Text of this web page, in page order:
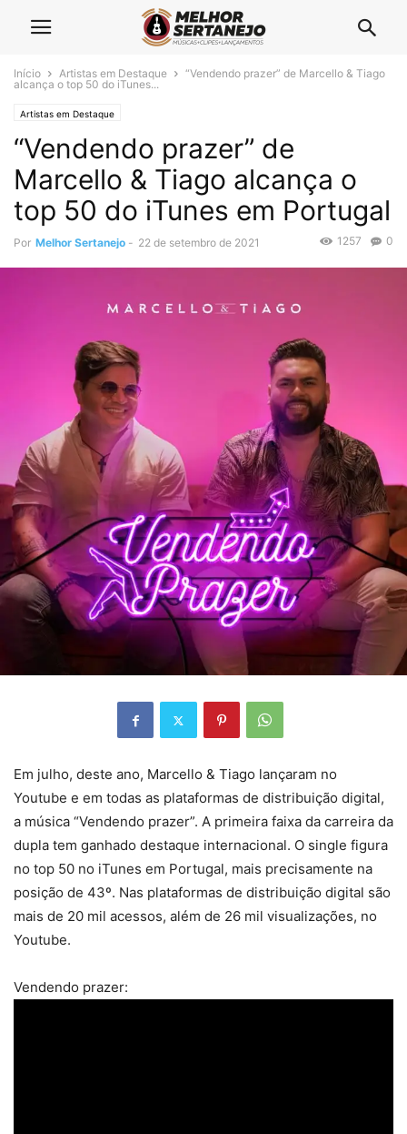
Início Artistas em Destaque
“Vendendo prazer” de Marcello & Tiago
alcança o top 50 do iTunes...
Artistas em Destaque
“Vendendo prazer” de
Marcello & Tiago alcança o
top 50 do iTunes em Portugal
Por Melhor Sertanejo - 22 de setembro de 2021 0
1257
Em julho, deste ano, Marcello & Tiago lançaram no
Youtube e em todas as plataformas de distribuição digital,
a música “Vendendo prazer”. A primeira faixa da carreira da
dupla tem ganhado destaque internacional. O single figura
no top 50 no iTunes em Portugal, mais precisamente na
posição de 43º. Nas plataformas de distribuição digital são
mais de 20 mil acessos, além de 26 mil visualizações, no
Youtube.
Vendendo prazer: